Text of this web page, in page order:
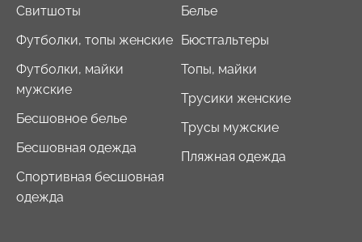
Свитшоты
Футболки, топы женские
Футболки, майки
мужские
Бесшовное белье
Бесшовная одежда
Спортивная бесшовная
одежда
Белье
Бюстгальтеры
Топы, майки
Трусики женские
Трусы мужские
Пляжная одежда